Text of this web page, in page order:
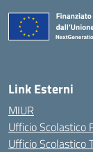
Link Esterni
MIUR
Ufficio Scolastico
Ufficio Scolastico